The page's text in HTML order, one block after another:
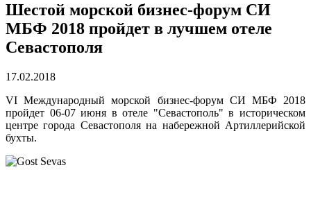
Шестой морской бизнес-форум СИ
МБФ 2018 пройдет в лучшем отеле
Севастополя
17.02.2018
VI Международный морской бизнес-форум СИ МБФ 2018
пройдет 06-07 июня в отеле "Севастополь" в историческом
центре города Севастополя на набережной Артиллерийской
бухты.